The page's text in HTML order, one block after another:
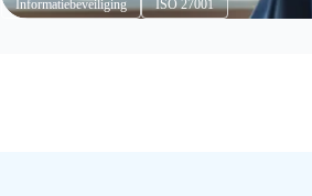
stap in de verdere professionalisering van
Informatiebeveiliging ISO 27001